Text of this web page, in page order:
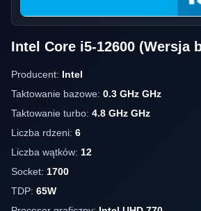
Intel Core i5-12600 (Wersja
Producent: Intel
Taktowanie bazowe: 0.3 GHz GHz
Taktowanie turbo: 4.8 GHz GHz
Liczba rdzeni: 6
Liczba wątków: 12
Socket: 1700
TDP: 65W